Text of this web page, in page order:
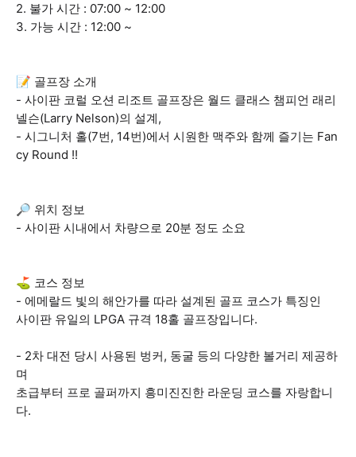
2. 불가 시간 : 07:00 ~ 12:00
3. 가능 시간 : 12:00 ~
📝 골프장 소개
- 사이판 코럴 오션 리조트 골프장은 월드 클래스 챔피언 래리
넬슨(Larry Nelson)의 설계,
- 시그니처 홀(7번, 14번)에서 시원한 맥주와 함께 즐기는 Fan
cy Round !!
🔎 위치 정보
- 사이판 시내에서 차량으로 20분 정도 소요
⛳ 코스 정보
- 에메랄드 빛의 해안가를 따라 설계된 골프 코스가 특징인
사이판 유일의 LPGA 규격 18홀 골프장입니다.
- 2차 대전 당시 사용된 벙커, 동굴 등의 다양한 볼거리 제공하
며
초급부터 프로 골퍼까지 흥미진진한 라운딩 코스를 자랑합니
다.